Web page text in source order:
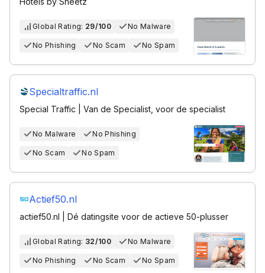
Global Rating: 29/100 No Malware
No Phishing No Scam No Spam
Specialtraffic.nl
Special Traffic | Van de Specialist, voor de specialist
No Malware No Phishing
No Scam No Spam
Actief50.nl
actief50.nl | Dé datingsite voor de actieve 50-plusser
Global Rating: 32/100 No Malware
No Phishing No Scam No Spam